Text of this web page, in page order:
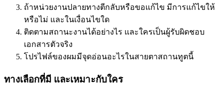
ถ้าหน่วยงานปลายทางตีกลับหรือขอแก้ไข มีการแก้ไขให้
หรือไม่ และในเงื่อนไขใด
ติดตามสถานะงานได้อย่างไร และใครเป็นผู้รับผิดชอบ
เอกสารตัวจริง
โปรไฟล์ของผมมีจุดอ่อนอะไรในสายตาสถานทูตนี้
ทางเลือกที่มี และเหมาะกับใคร